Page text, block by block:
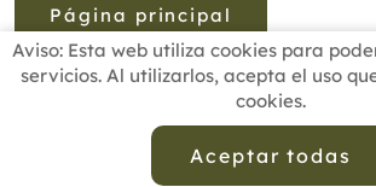
Página principal
Aviso: Esta web utiliza cookies para
servicios. Al utilizarlos, acepta el uso
cookies.
Aceptar todas
BUSCADOR PROFESIONALES
ESCUELAS RECOMENDADAS
CONTACTO